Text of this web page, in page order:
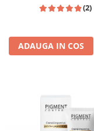
(2)
ADAUGA IN COS